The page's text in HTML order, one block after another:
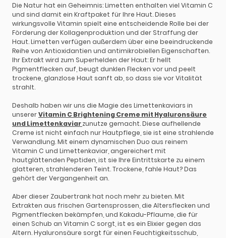
Die Natur hat ein Geheimnis: Limetten enthalten viel Vitamin C
und sind damit ein Kraftpaket für Ihre Haut. Dieses
wirkungsvolle Vitamin spielt eine entscheidende Rolle bei der
Förderung der Kollagenproduktion und der Straffung der
Haut. Limetten verfügen außerdem über eine beeindruckende
Reihe von Antioxidantien und antimikrobiellen Eigenschaften.
Ihr Extrakt wird zum Superhelden der Haut: Er hellt
Pigmentflecken auf, beugt dunklen Flecken vor und peelt
trockene, glanzlose Haut sanft ab, so dass sie vor Vitalität
strahlt.
Deshalb haben wir uns die Magie des Limettenkaviars in
unsererVitamin C Brightening Creme mit Hyaluronsäure
und Limettenkaviarzunutze gemacht. Diese aufhellende
Creme ist nicht einfach nur Hautpflege, sie ist eine strahlende
Verwandlung. Mit einem dynamischen Duo aus reinem
Vitamin C und Limettenkaviar, angereichert mit
hautglättenden Peptiden, ist sie Ihre Eintrittskarte zu einem
glatteren, strahlenderen Teint. Trockene, fahle Haut? Das
gehört der Vergangenheit an.
Aber dieser Zaubertrank hat noch mehr zu bieten. Mit
Extrakten aus frischen Gartensprossen, die Altersflecken und
Pigmentflecken bekämpfen, und Kakadu-Pflaume, die für
einen Schub an Vitamin C sorgt, ist es ein Elixier gegen das
Altern. Hyaluronsäure sorgt für einen Feuchtigkeitsschub,